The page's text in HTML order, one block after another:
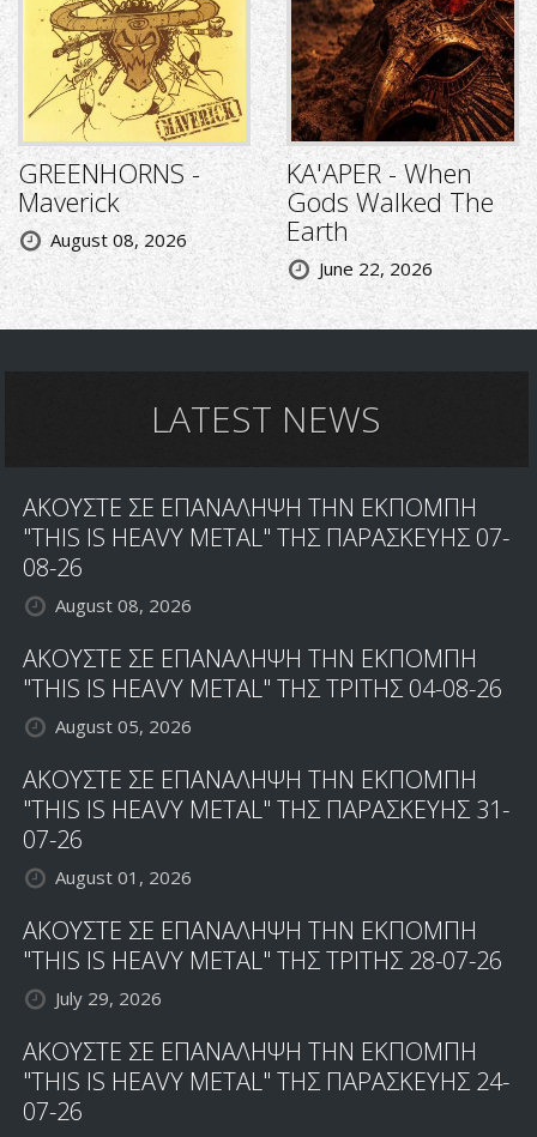
GREENHORNS -
Maverick
August 08, 2026
KA'APER - When
Gods Walked The
Earth
June 22, 2026
LATEST NEWS
ΑΚΟΥΣΤΕ ΣΕ ΕΠΑΝΑΛΗΨΗ ΤΗΝ ΕΚΠΟΜΠΗ
"THIS IS HEAVY METAL" ΤΗΣ ΠΑΡΑΣΚΕΥΗΣ 07-
08-26
August 08, 2026
ΑΚΟΥΣΤΕ ΣΕ ΕΠΑΝΑΛΗΨΗ ΤΗΝ ΕΚΠΟΜΠΗ
"THIS IS HEAVY METAL" ΤΗΣ ΤΡΙΤΗΣ 04-08-26
August 05, 2026
ΑΚΟΥΣΤΕ ΣΕ ΕΠΑΝΑΛΗΨΗ ΤΗΝ ΕΚΠΟΜΠΗ
"THIS IS HEAVY METAL" ΤΗΣ ΠΑΡΑΣΚΕΥΗΣ 31-
07-26
August 01, 2026
ΑΚΟΥΣΤΕ ΣΕ ΕΠΑΝΑΛΗΨΗ ΤΗΝ ΕΚΠΟΜΠΗ
"THIS IS HEAVY METAL" ΤΗΣ ΤΡΙΤΗΣ 28-07-26
July 29, 2026
ΑΚΟΥΣΤΕ ΣΕ ΕΠΑΝΑΛΗΨΗ ΤΗΝ ΕΚΠΟΜΠΗ
"THIS IS HEAVY METAL" ΤΗΣ ΠΑΡΑΣΚΕΥΗΣ 24-
07-26